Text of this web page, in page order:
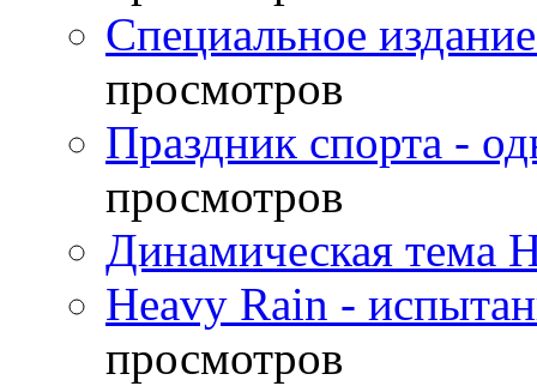
Специальное
просмотров
Праздник спорта -
просмотров
Динамическая тема
Heavy Rain -
просмотров